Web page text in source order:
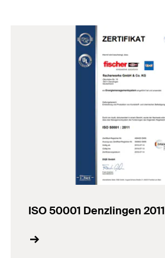
ISO 50001 Denzlingen 2011